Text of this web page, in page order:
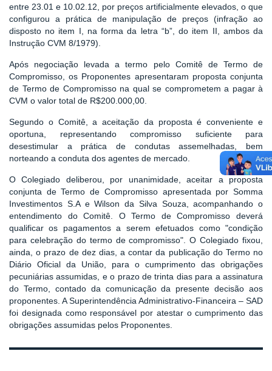
entre 23.01 e 10.02.12, por preços artificialmente elevados, o que
configurou a prática de manipulação de preços (infração ao
disposto no item I, na forma da letra “b”, do item II, ambos da
Instrução CVM 8/1979).
Após negociação levada a termo pelo Comitê de Termo de
Compromisso, os Proponentes apresentaram proposta conjunta
de Termo de Compromisso na qual se comprometem a pagar à
CVM o valor total de R$200.000,00.
Segundo o Comitê, a aceitação da proposta é conveniente e
oportuna, representando compromisso suficiente para
desestimular a prática de condutas assemelhadas, bem
norteando a conduta dos agentes de mercado.
O Colegiado deliberou, por unanimidade, aceitar a proposta
conjunta de Termo de Compromisso apresentada por Somma
Investimentos S.A e Wilson da Silva Souza, acompanhando o
entendimento do Comitê. O Termo de Compromisso deverá
qualificar os pagamentos a serem efetuados como "condição
para celebração do termo de compromisso". O Colegiado fixou,
ainda, o prazo de dez dias, a contar da publicação do Termo no
Diário Oficial da União, para o cumprimento das obrigações
pecuniárias assumidas, e o prazo de trinta dias para a assinatura
do Termo, contado da comunicação da presente decisão aos
proponentes. A Superintendência Administrativo-Financeira – SAD
foi designada como responsável por atestar o cumprimento das
obrigações assumidas pelos Proponentes.